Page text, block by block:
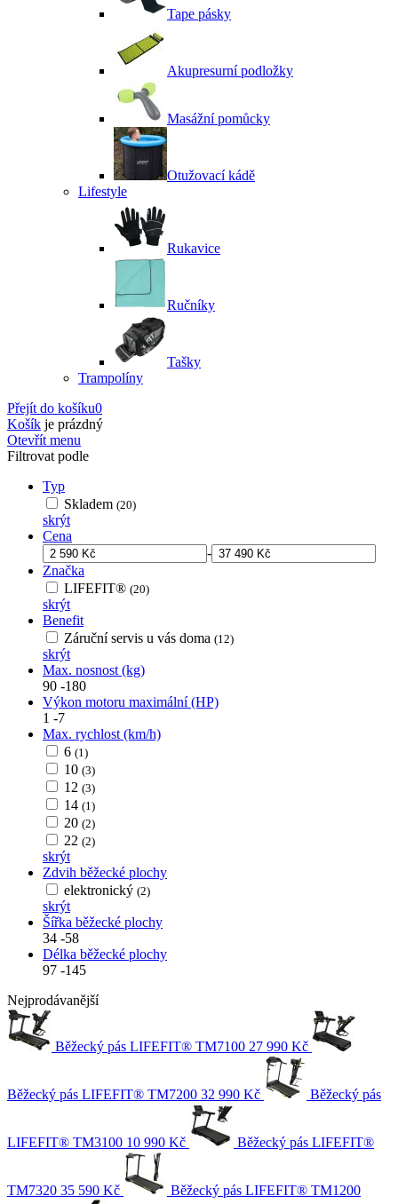
Tape pásky
Akupresurní podložky
Masážní pomůcky
Otužovací kádě
Lifestyle
Rukavice
Ručníky
Tašky
Trampolíny
Přejít do košíku0
Košík je prázdný
Otevřít menu
Filtrovat podle
Typ
Skladem (20)
skrýt
Cena
-
Značka
LIFEFIT® (20)
skrýt
Benefit
Záruční servis u vás doma (12)
skrýt
Max. nosnost (kg)
90 -180
Výkon motoru maximální (HP)
1 -7
Max. rychlost (km/h)
6 (1)
10 (3)
12 (3)
14 (1)
20 (2)
22 (2)
skrýt
Zdvih běžecké plochy
elektronický (2)
skrýt
Šířka běžecké plochy
34 -58
Délka běžecké plochy
97 -145
Nejprodávanější
Běžecký pás LIFEFIT® TM7100 27 990 Kč
Běžecký pás LIFEFIT® TM7200 32 990 Kč Běžecký pás
LIFEFIT® TM3100 10 990 Kč Běžecký pás LIFEFIT®
TM7320 35 590 Kč Běžecký pás LIFEFIT® TM1200